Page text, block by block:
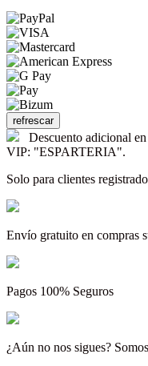
Descuento adicional
VIP: "ESPARTERIA".
Solo para clientes
Envío gratuito en compras
Pagos 100% Seguros
¿Aún no nos sigues?